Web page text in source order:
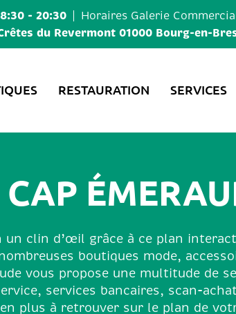
- 20:30 Horaires Galerie
du Revermont 01000 Bourg-en-
RESTAURATION SERVICES
un clin d’œil grâce à ce plan
boutiques mode,
vous propose une multitude de
services bancaires, scan-
plus à retrouver sur le plan de